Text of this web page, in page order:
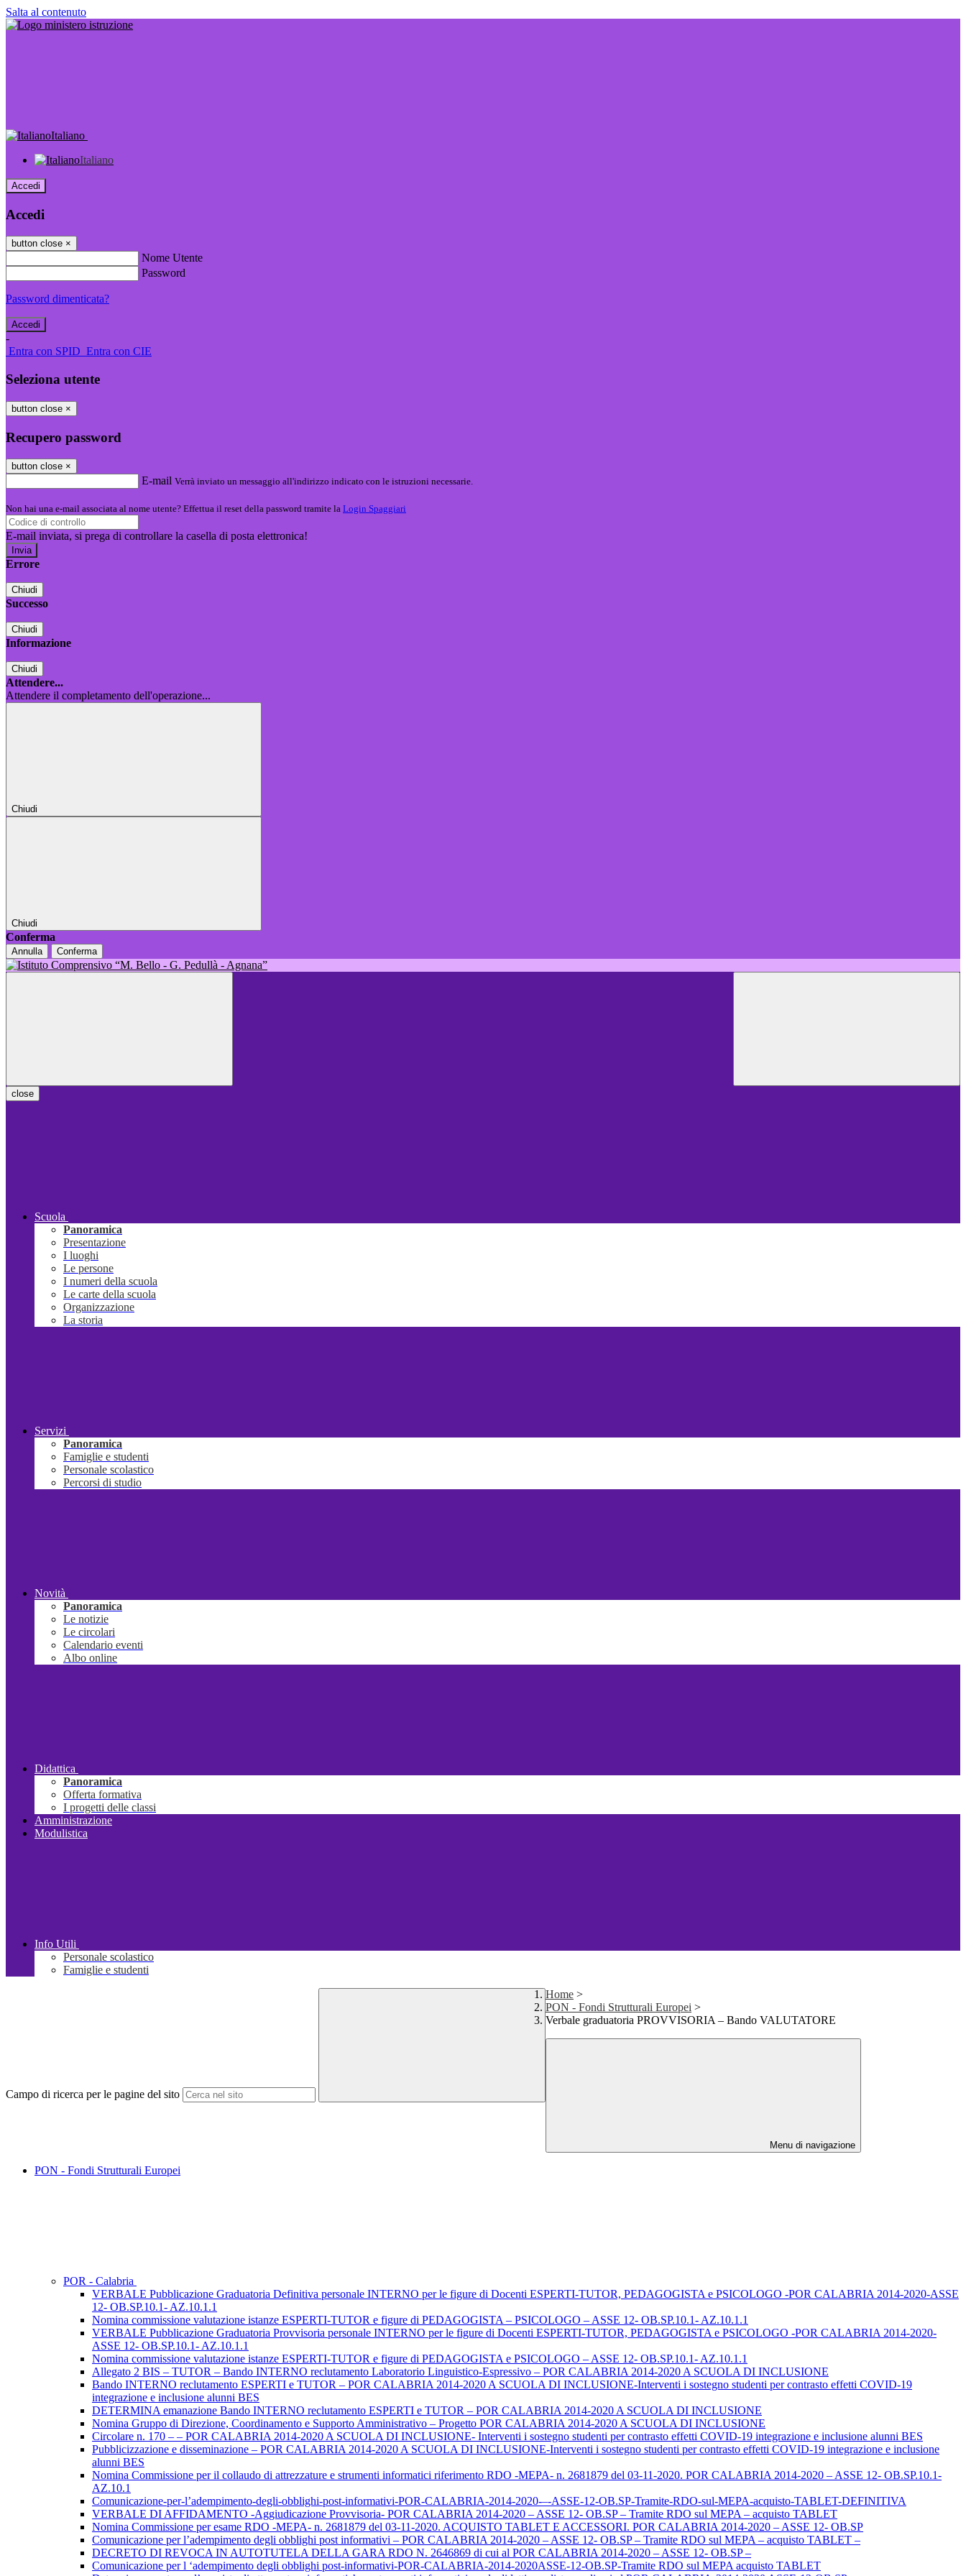
Salta al contenuto
Italiano
Italiano
Accedi
Accedi
button close ×
Nome Utente
Password
Password dimenticata?
-
Entra con SPID Entra con CIE
Seleziona utente
button close ×
Recupero password
button close ×
E-mail Verrà inviato un messaggio all'indirizzo indicato con le istruzioni necessarie.
Non hai una e-mail associata al nome utente? Effettua il reset della password tramite la Login Spaggiari
E-mail inviata, si prega di controllare la casella di posta elettronica!
Errore
Chiudi
Successo
Chiudi
Informazione
Chiudi
Attendere...
Attendere il completamento dell'operazione...
Chiudi
Chiudi
Conferma
Annulla Conferma
close
Scuola
Panoramica
Presentazione
I luoghi
Le persone
I numeri della scuola
Le carte della scuola
Organizzazione
La storia
Servizi
Panoramica
Famiglie e studenti
Personale scolastico
Percorsi di studio
Novità
Panoramica
Le notizie
Le circolari
Calendario eventi
Albo online
Didattica
Panoramica
Offerta formativa
I progetti delle classi
Amministrazione
Modulistica
Info Utili
Personale scolastico
Famiglie e studenti
Campo di ricerca per le pagine del sito
Home >
PON - Fondi Strutturali Europei >
Verbale graduatoria PROVVISORIA – Bando VALUTATORE
Menu di navigazione
PON - Fondi Strutturali Europei
POR - Calabria
VERBALE Pubblicazione Graduatoria Definitiva personale INTERNO per le figure di Docenti ESPERTI-TUTOR, PEDAGOGISTA e PSICOLOGO -POR CALABRIA 2014-2020-ASSE
12- OB.SP.10.1- AZ.10.1.1
Nomina commissione valutazione istanze ESPERTI-TUTOR e figure di PEDAGOGISTA – PSICOLOGO – ASSE 12- OB.SP.10.1- AZ.10.1.1
VERBALE Pubblicazione Graduatoria Provvisoria personale INTERNO per le figure di Docenti ESPERTI-TUTOR, PEDAGOGISTA e PSICOLOGO -POR CALABRIA 2014-2020-
ASSE 12- OB.SP.10.1- AZ.10.1.1
Nomina commissione valutazione istanze ESPERTI-TUTOR e figure di PEDAGOGISTA e PSICOLOGO – ASSE 12- OB.SP.10.1- AZ.10.1.1
Allegato 2 BIS – TUTOR – Bando INTERNO reclutamento Laboratorio Linguistico-Espressivo – POR CALABRIA 2014-2020 A SCUOLA DI INCLUSIONE
Bando INTERNO reclutamento ESPERTI e TUTOR – POR CALABRIA 2014-2020 A SCUOLA DI INCLUSIONE-Interventi i sostegno studenti per contrasto effetti COVID-19
integrazione e inclusione alunni BES
DETERMINA emanazione Bando INTERNO reclutamento ESPERTI e TUTOR – POR CALABRIA 2014-2020 A SCUOLA DI INCLUSIONE
Nomina Gruppo di Direzione, Coordinamento e Supporto Amministrativo – Progetto POR CALABRIA 2014-2020 A SCUOLA DI INCLUSIONE
Circolare n. 170 – – POR CALABRIA 2014-2020 A SCUOLA DI INCLUSIONE- Interventi i sostegno studenti per contrasto effetti COVID-19 integrazione e inclusione alunni BES
Pubblicizzazione e disseminazione – POR CALABRIA 2014-2020 A SCUOLA DI INCLUSIONE-Interventi i sostegno studenti per contrasto effetti COVID-19 integrazione e inclusione
alunni BES
Nomina Commissione per il collaudo di attrezzature e strumenti informatici riferimento RDO -MEPA- n. 2681879 del 03-11-2020. POR CALABRIA 2014-2020 – ASSE 12- OB.SP.10.1-
AZ.10.1
Comunicazione-per-l’adempimento-degli-obblighi-post-informativi-POR-CALABRIA-2014-2020-–-ASSE-12-OB.SP-Tramite-RDO-sul-MEPA-acquisto-TABLET-DEFINITIVA
VERBALE DI AFFIDAMENTO -Aggiudicazione Provvisoria- POR CALABRIA 2014-2020 – ASSE 12- OB.SP – Tramite RDO sul MEPA – acquisto TABLET
Nomina Commissione per esame RDO -MEPA- n. 2681879 del 03-11-2020. ACQUISTO TABLET E ACCESSORI. POR CALABRIA 2014-2020 – ASSE 12- OB.SP
Comunicazione per l’adempimento degli obblighi post informativi – POR CALABRIA 2014-2020 – ASSE 12- OB.SP – Tramite RDO sul MEPA – acquisto TABLET –
DECRETO DI REVOCA IN AUTOTUTELA DELLA GARA RDO N. 2646869 di cui al POR CALABRIA 2014-2020 – ASSE 12- OB.SP –
Comunicazione per l ‘adempimento degli obblighi post-informativi-POR-CALABRIA-2014-2020ASSE-12-OB.SP-Tramite RDO sul MEPA acquisto TABLET